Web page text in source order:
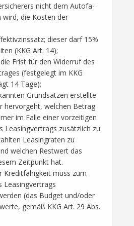
nicht dem Autofa-
wird, die Kosten der
dieser darf 15%
(KKG Art. 14);
Frist für den Widerruf des
(festgelegt im KKG
14 Tage);
Grundsätzen erstellte
hervorgeht, welchen Betrag
im Falle einer vorzeitigen
Leasingvertrags zusätzlich zu
Leasingraten zu
welchen Restwert das
Zeitpunkt hat.
Kreditfähigkeit muss zum
Leasingvertrags
(das Budget und/oder
gemäß KKG Art. 29 Abs.